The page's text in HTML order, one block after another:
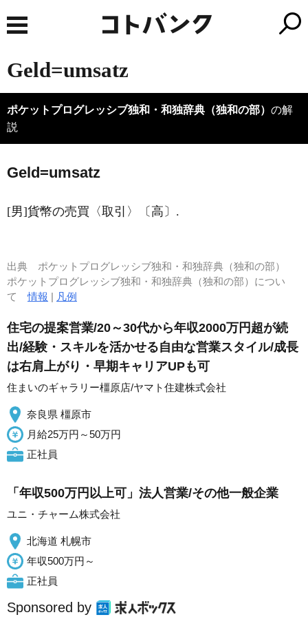
Geld=umsatz
ポケットプログレッシブ独和・和独辞典（独和の部） の解
説
Geld=umsatz
[男]貨幣の売買〈取引〉〔高〕.
出典 ポケットプログレッシブ独和・和独辞典（独和の部）
ポケットプログレッシブ独和・和独辞典（独和の部）につい
て情報 | 凡例
住宅の提案営業/20～30代から年収2000万円超が続
出/経験・スキルを活かせる自由な営業スタイル/成長
は右肩上がり・早期キャリアUPも可
住まいのギャラリー橿原店/ヤマト住建株式会社
奈良県 橿原市
月給25万円～50万円
正社員
「年収500万円以上可」法人営業/その他一般企業
ユニ・チャーム株式会社
北海道 札幌市
年収500万円～
正社員
Sponsored by